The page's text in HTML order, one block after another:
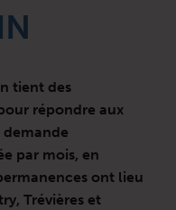
tient des
répondre aux
demande
par mois, en
ont lieu
Trévières et